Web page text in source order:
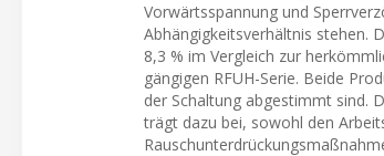
Vorwärtsspannung und
Abhängigkeitsverhältnis stehen.
8,3 % im Vergleich zur
gängigen RFUH-Serie. Beide
der Schaltung abgestimmt sind.
trägt dazu bei, sowohl den